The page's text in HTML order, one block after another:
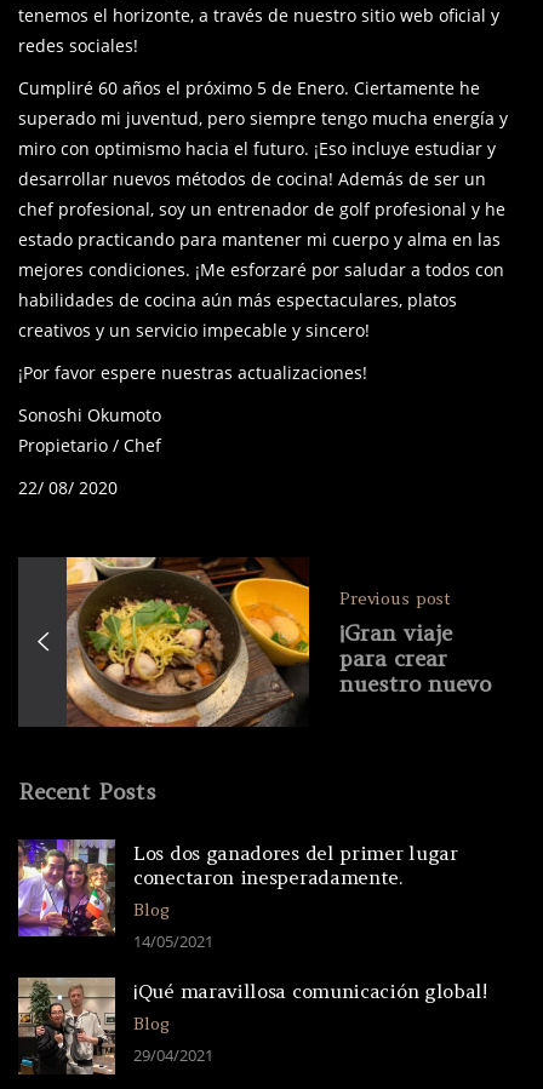
tenemos el horizonte, a través de nuestro sitio web oficial y
redes sociales!
Cumpliré 60 años el próximo 5 de Enero. Ciertamente he
superado mi juventud, pero siempre tengo mucha energía y
miro con optimismo hacia el futuro. ¡Eso incluye estudiar y
desarrollar nuevos métodos de cocina! Además de ser un
chef profesional, soy un entrenador de golf profesional y he
estado practicando para mantener mi cuerpo y alma en las
mejores condiciones. ¡Me esforzaré por saludar a todos con
habilidades de cocina aún más espectaculares, platos
creativos y un servicio impecable y sincero!
¡Por favor espere nuestras actualizaciones!
Sonoshi Okumoto
Propietario / Chef
22/ 08/ 2020
Previous post
¡Gran viaje
para crear
nuestro nuevo
Recent Posts
Los dos ganadores del primer lugar
conectaron inesperadamente.
Blog
14/05/2021
¡Qué maravillosa comunicación global!
Blog
29/04/2021